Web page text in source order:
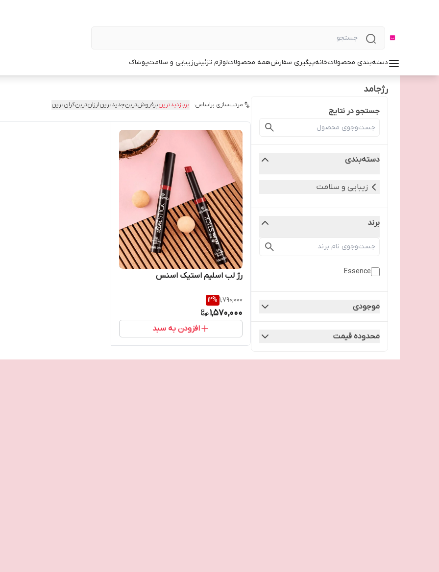
دسته‌بندی محصولاتخانهپیگیری سفارشهمه محصولاتلوازم تزئینیزیبایی و سلامتپوشاک
رژجامد
جستجو در نتایج
دسته‌بندی
زیبایی و سلامت
برند
Essence
موجودی
محدوده قیمت
مرتب‌سازی براساس: پربازدیدترینپرفروش‌ترینجدیدترینارزان‌ترینگران‌ترین
رژ لب اسلیم استیک اسنس
1,790,000
12%
1,570,000
افزودن به سبد